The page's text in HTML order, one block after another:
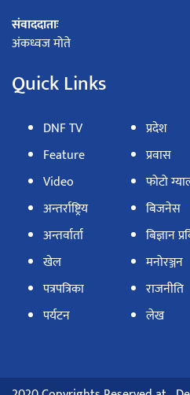
संवाददाताः
अंकध्वज मोते
Quick Links
DNF TV
Feature
Video
अन्तर्राष्ट्रिय
अन्तर्वार्ता
खेल
पत्रपत्रिका
पर्यटन
प्रदेश
प्रवास
फोटो
बिजनेस
बिज्ञान
मनोरञ्जन
राजनीति
लेख